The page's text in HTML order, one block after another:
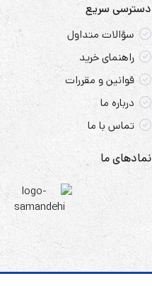
دسترسی سریع
سؤالات متداول
راهنمای خرید
قوانین و مقررات
درباره ما
تماس با ما
نمادهای ما